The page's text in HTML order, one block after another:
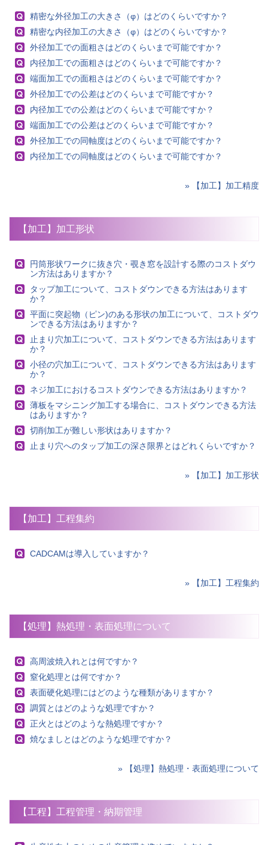
精密な外径加工の大きさ（φ）はどのくらいですか？
精密な内径加工の大きさ（φ）はどのくらいですか？
外径加工での面粗さはどのくらいまで可能ですか？
内径加工での面粗さはどのくらいまで可能ですか？
端面加工での面粗さはどのくらいまで可能ですか？
外径加工での公差はどのくらいまで可能ですか？
内径加工での公差はどのくらいまで可能ですか？
端面加工での公差はどのくらいまで可能ですか？
外径加工での同軸度はどのくらいまで可能ですか？
内径加工での同軸度はどのくらいまで可能ですか？
» 【加工】加工精度
【加工】加工形状
円筒形状ワークに抜き穴・覗き窓を設計する際のコストダウ
ン方法はありますか？
タップ加工について、コストダウンできる方法はあります
か？
平面に突起物（ピン)のある形状の加工について、コストダウ
ンできる方法はありますか？
止まり穴加工について、コストダウンできる方法はあります
か？
小径の穴加工について、コストダウンできる方法はあります
か？
ネジ加工におけるコストダウンできる方法はありますか？
薄板をマシニング加工する場合に、コストダウンできる方法
はありますか？
切削加工が難しい形状はありますか？
止まり穴へのタップ加工の深さ限界とはどれくらいですか？
» 【加工】加工形状
【加工】工程集約
CADCAMは導入していますか？
» 【加工】工程集約
【処理】熱処理・表面処理について
高周波焼入れとは何ですか？
窒化処理とは何ですか？
表面硬化処理にはどのような種類がありますか？
調質とはどのような処理ですか？
正火とはどのような熱処理ですか？
焼なましとはどのような処理ですか？
» 【処理】熱処理・表面処理について
【工程】工程管理・納期管理